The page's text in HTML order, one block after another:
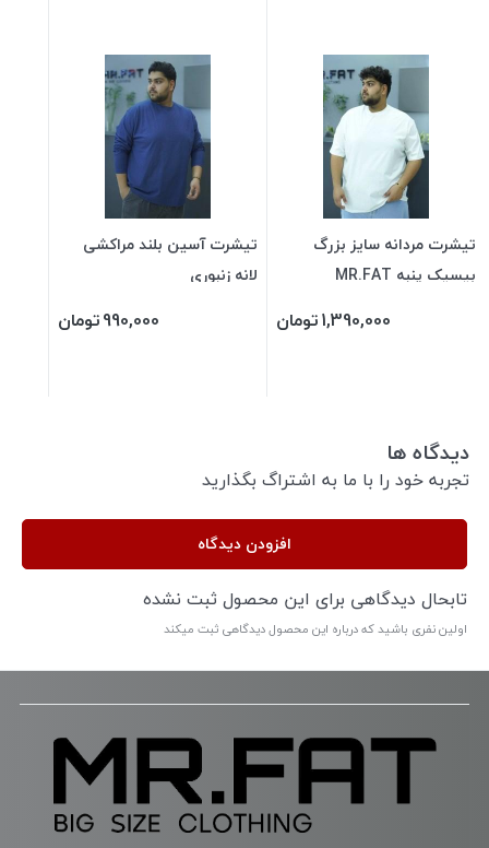
تیشرت مردانه سایز بزرگ
بیسیک پنبه MR.FAT
1,390,000تومان
تیشرت آسین بلند مراکشی
لانه زنبوری
990,000تومان
دیدگاه ها
تجربه خود را با ما به اشتراگ بگذارید
افزودن دیدگاه
تابحال دیدگاهی برای این محصول ثبت نشده
اولین نفری باشید که درباره این محصول دیدگاهی ثبت میکند